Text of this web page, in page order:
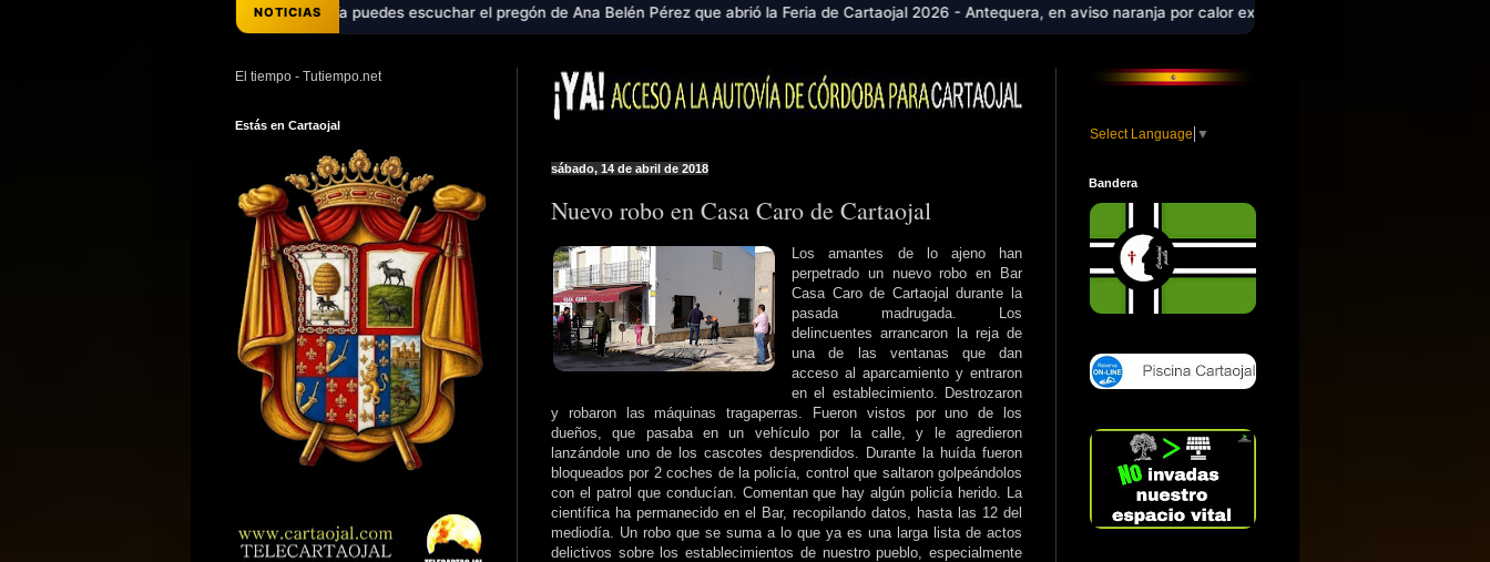
NOTICIAS
de promesas - Ya puedes escuchar el pregón de Ana Belén Pérez que abrió la Feria de Cartaojal 2026 - Antequera, en aviso naranja por calor extremo: la comarca alcanzará los 40 ºC en plena
sábado, 14 de abril de 2018
Nuevo robo en Casa Caro de Cartaojal
Los amantes de lo ajeno han
perpetrado un nuevo robo en Bar
Casa Caro de Cartaojal durante la
pasada madrugada. Los
delincuentes arrancaron la reja de
una de las ventanas que dan
acceso al aparcamiento y entraron
en el establecimiento. Destrozaron
y robaron las máquinas tragaperras. Fueron vistos por uno de los
dueños, que pasaba en un vehículo por la calle, y le agredieron
lanzándole uno de los cascotes desprendidos. Durante la huída fueron
bloqueados por 2 coches de la policía, control que saltaron golpeándolos
con el patrol que conducían. Comentan que hay algún policía herido. La
científica ha permanecido en el Bar, recopilando datos, hasta las 12 del
mediodía. Un robo que se suma a lo que ya es una larga lista de actos
delictivos sobre los establecimientos de nuestro pueblo, especialmente
El tiempo - Tutiempo.net
Estás en Cartaojal
Select Language ▼
Bandera